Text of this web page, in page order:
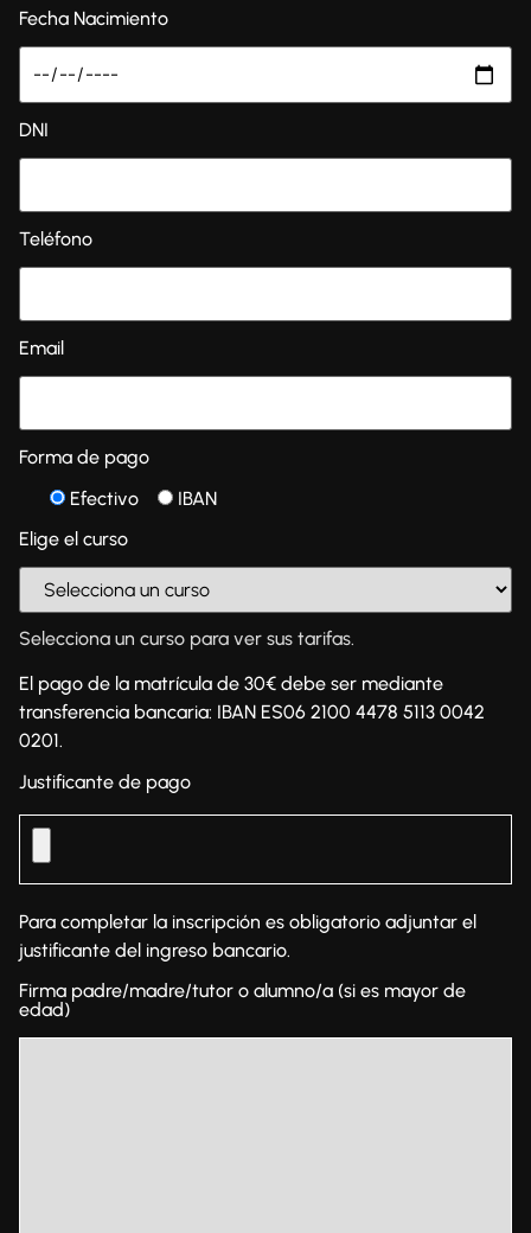
Fecha Nacimiento
DNI
Teléfono
Email
Forma de pago
Efectivo
IBAN
Elige el curso
Selecciona un curso para ver sus tarifas.
El pago de la matrícula de 30€ debe ser mediante
transferencia bancaria: IBAN ES06 2100 4478 5113 0042
0201.
Justificante de pago
Para completar la inscripción es obligatorio adjuntar el
justificante del ingreso bancario.
Firma padre/madre/tutor o alumno/a (si es mayor de
edad)